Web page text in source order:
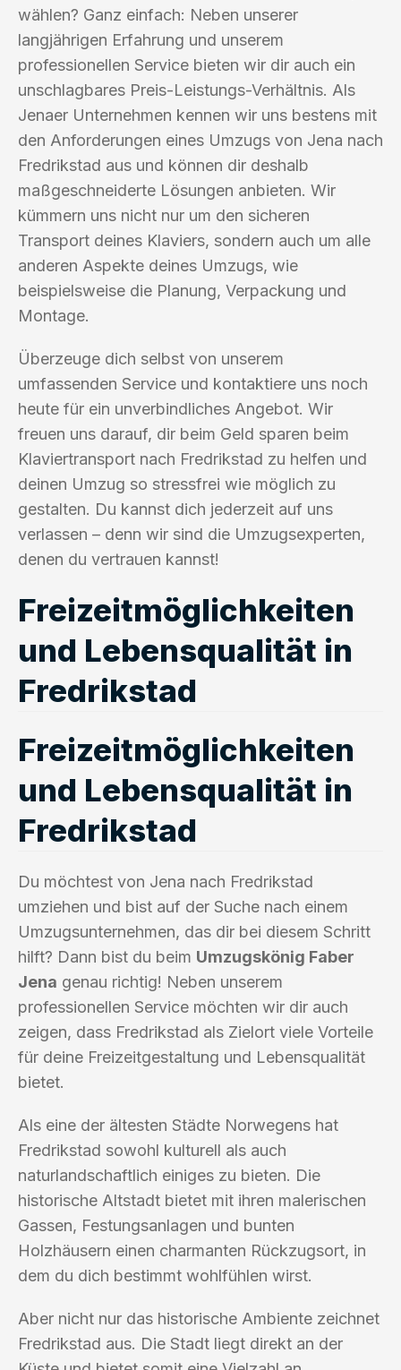
wählen? Ganz einfach: Neben unserer
langjährigen Erfahrung und unserem
professionellen Service bieten wir dir auch ein
unschlagbares Preis-Leistungs-Verhältnis. Als
Jenaer Unternehmen kennen wir uns bestens mit
den Anforderungen eines Umzugs von Jena nach
Fredrikstad aus und können dir deshalb
maßgeschneiderte Lösungen anbieten. Wir
kümmern uns nicht nur um den sicheren
Transport deines Klaviers, sondern auch um alle
anderen Aspekte deines Umzugs, wie
beispielsweise die Planung, Verpackung und
Montage.
Überzeuge dich selbst von unserem
umfassenden Service und kontaktiere uns noch
heute für ein unverbindliches Angebot. Wir
freuen uns darauf, dir beim Geld sparen beim
Klaviertransport nach Fredrikstad zu helfen und
deinen Umzug so stressfrei wie möglich zu
gestalten. Du kannst dich jederzeit auf uns
verlassen – denn wir sind die Umzugsexperten,
denen du vertrauen kannst!
Freizeitmöglichkeiten
und Lebensqualität in
Fredrikstad
Freizeitmöglichkeiten
und Lebensqualität in
Fredrikstad
Du möchtest von Jena nach Fredrikstad
umziehen und bist auf der Suche nach einem
Umzugsunternehmen, das dir bei diesem Schritt
hilft? Dann bist du beim Umzugskönig Faber
Jena genau richtig! Neben unserem
professionellen Service möchten wir dir auch
zeigen, dass Fredrikstad als Zielort viele Vorteile
für deine Freizeitgestaltung und Lebensqualität
bietet.
Als eine der ältesten Städte Norwegens hat
Fredrikstad sowohl kulturell als auch
naturlandschaftlich einiges zu bieten. Die
historische Altstadt bietet mit ihren malerischen
Gassen, Festungsanlagen und bunten
Holzhäusern einen charmanten Rückzugsort, in
dem du dich bestimmt wohlfühlen wirst.
Aber nicht nur das historische Ambiente zeichnet
Fredrikstad aus. Die Stadt liegt direkt an der